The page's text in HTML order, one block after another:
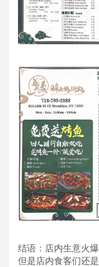
结语：店内生意火
但是店内食客们还